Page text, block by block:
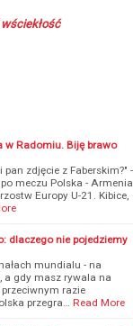
w Radomiu. Biję brawo
pan zdjęcie z Faberskim?" -
meczu Polska - Armenia
Europy U-21. Kibice,
dlaczego nie pojedziemy
mundialu - na
a gdy masz rywala na
razie
przegra… Read More